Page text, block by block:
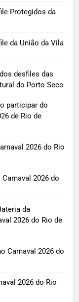
Protegidos da
da União da Vila
desfiles das
do Porto Seco
participar do
de Rio de
2026 do Rio
2026 do
da
2026 do Rio de
Carnaval 2026 do
2026 do Rio